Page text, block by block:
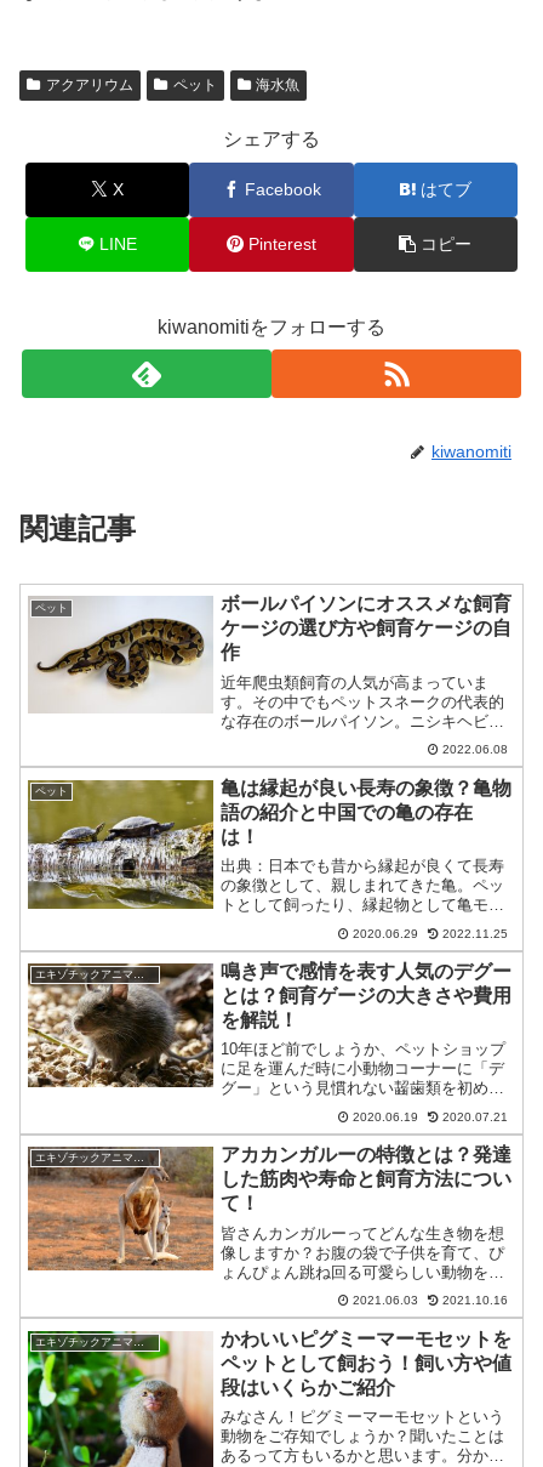
アクアリウム ペット 海水魚
シェアする
X Facebook はてブ
LINE Pinterest コピー
kiwanomitiをフォローする
kiwanomiti
関連記事
ペット
ボールパイソンにオススメな飼育
ケージの選び方や飼育ケージの自
作
近年爬虫類飼育の人気が高まっていま
す。その中でもペットスネークの代表的
な存在のボールパイソン。ニシキヘビだ
けあって見た目に圧倒されますが実はと
てもおとなしいヘビでとても可愛く人気
の高い種類です。今回はボールパイソン
を飼育する際に必要な飼育ケ...
2022.06.08
ペット
亀は縁起が良い長寿の象徴？亀物
語の紹介と中国での亀の存在
は！
出典：日本でも昔から縁起が良くて長寿
の象徴として、親しまれてきた亀。ペッ
トとして飼ったり、縁起物として亀モチ
ーフのアクセサリーを肌身離さず付けた
り財布に忍ばせている...という方も多い
のではないでしょうか？この記事では、
ペットとして人気の亀...
2020.06.29 2022.11.25
エキゾチックアニマル(小動物)
鳴き声で感情を表す人気のデグー
とは？飼育ゲージの大きさや費用
を解説！
10年ほど前でしょうか、ペットショップ
に足を運んだ時に小動物コーナーに「デ
グー」という見慣れない齧歯類を初めて
見ました。ずんぐりとしたネズミ特有の
体形でハムスターよりは大きく、耳がぴ
こぴこと動き、なにより真っ黒な大きな
目はハムスターよりも感...
2020.06.19 2020.07.21
エキゾチックアニマル(小動物)
アカカンガルーの特徴とは？発達
した筋肉や寿命と飼育方法につい
て！
皆さんカンガルーってどんな生き物を想
像しますか？お腹の袋で子供を育て、ぴ
ょんぴょん跳ね回る可愛らしい動物を思
い浮かべますよね？ですが今回紹介する
「アカカンガルー」はその想像を裏切
る、かなり規格外のカンガルーです。一
体どんなカンガルーなのか？...
2021.06.03 2021.10.16
エキゾチックアニマル(小動物)
かわいいピグミーマーモセットを
ペットとして飼おう！飼い方や値
段はいくらかご紹介
みなさん！ピグミーマーモセットという
動物をご存知でしょうか？聞いたことは
あるって方もいるかと思います。分かり